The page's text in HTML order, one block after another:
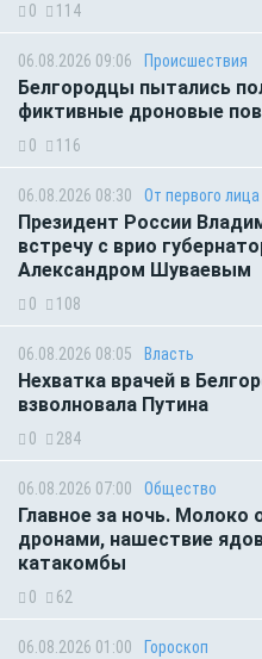
0 114
06.08.2026 09:06 Происшествия
Белгородцы пытались
фиктивные дроновые
0 116
06.08.2026 08:30 От первого лица
Президент России
встречу с врио
Александром Шуваевым
0 108
06.08.2026 08:05 Власть
Нехватка врачей в
взволновала Путина
0 284
06.08.2026 07:00 Общество
Главное за ночь. Молоко
дронами, нашествие
катакомбы
0 62
06.08.2026 01:00 Гороскоп